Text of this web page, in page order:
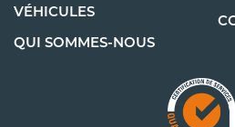
VÉHICULES
QUI SOMMES-NOUS